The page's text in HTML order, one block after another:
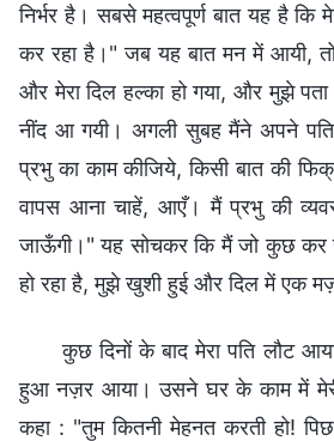
निर्भर है। सबसे महत्वपूर्ण बात यह है कि
कर रहा है।" जब यह बात मन में आयी,
और मेरा दिल हल्का हो गया, और मुझे
नींद आ गयी। अगली सुबह मैंने अपने
प्रभु का काम कीजिये, किसी बात की
वापस आना चाहें, आएँ। मैं प्रभु की
जाऊँगी।" यह सोचकर कि मैं जो कुछ कर
हो रहा है, मुझे खुशी हुई और दिल में एक
कुछ दिनों के बाद मेरा पति लौट
हुआ नज़र आया। उसने घर के काम में
कहा : "तुम कितनी मेहनत करती हो!